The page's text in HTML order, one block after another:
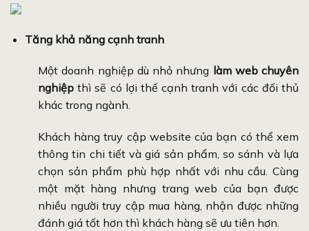
Tăng khả năng cạnh tranh
Một doanh nghiệp dù nhỏ nhưng làm web chuyên
nghiệp thì sẽ có lợi thế cạnh tranh với các đối thủ
khác trong ngành.
Khách hàng truy cập website của bạn có thể xem
thông tin chi tiết và giá sản phẩm, so sánh và lựa
chọn sản phẩm phù hợp nhất với nhu cầu. Cùng
một mặt hàng nhưng trang web của bạn được
nhiều người truy cập mua hàng, nhận được những
đánh giá tốt hơn thì khách hàng sẽ ưu tiên hơn.